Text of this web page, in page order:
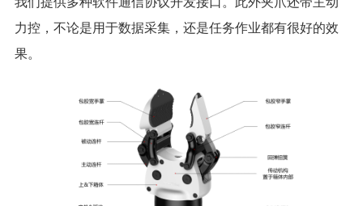
力控，不论是用于数据采集，还是任务作业都有很好的效
果。